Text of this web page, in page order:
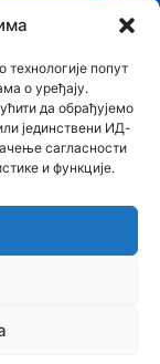
попут
о уређају.
да обрађујемо
јединствени ИД-
сагласности
и функције.
2910